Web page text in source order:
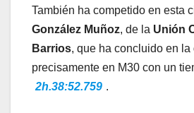
También ha competido en esta
González Muñoz, de la Unión
Barrios, que ha concluido en
precisamente en M30 con un
2h.38:52.759 .